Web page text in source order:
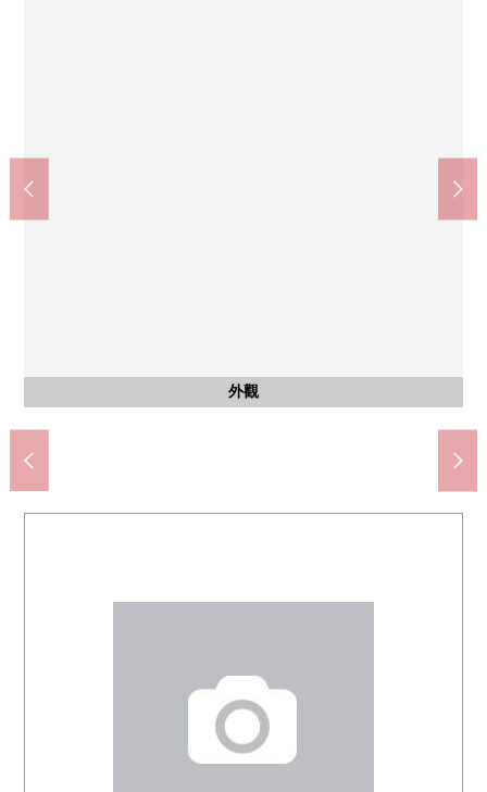
外觀
客廳
廚房
公共汽車
洗臉
廁所
西式房間
約7.2張塌塌米西式房間
西式房間
約7.2張塌塌米西式房間
西式房間
約5.5張塌塌米西式房間
西式房間
約5.5張塌塌米西式房間
西式房間
約5.5張塌塌米西式房間
室內
約4.0張塌塌米非居室
室內
約4.0張塌塌米非居室
室內
約4.0張塌塌米非居室
廚房
洗滌槽
廚房
3份爐子
客廳
客廳
客廳
收納
多壁櫥
收納
多壁櫥
收納
嵌入式衣櫃(約7.2張塌塌米西式房間)
門口
陽台
風景
來自陽台的風景
入口
共有部分
防風林室
共有部分
防風林室
共有部分
腳踏車停放處
停車場
共有部分
摩托車場地
外觀